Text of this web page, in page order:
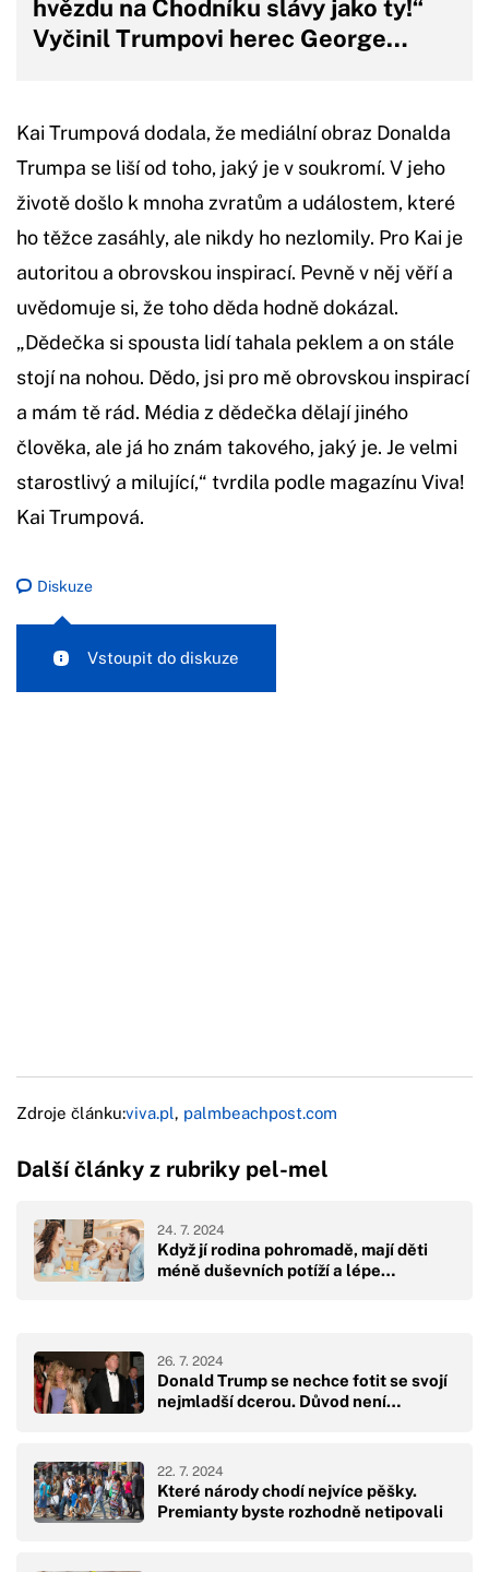
hvězdu na Chodníku slávy jako ty!“
Vyčinil Trumpovi herec George…
Kai Trumpová dodala, že mediální obraz Donalda
Trumpa se liší od toho, jaký je v soukromí. V jeho
životě došlo k mnoha zvratům a událostem, které
ho těžce zasáhly, ale nikdy ho nezlomily. Pro Kai je
autoritou a obrovskou inspirací. Pevně v něj věří a
uvědomuje si, že toho děda hodně dokázal.
„Dědečka si spousta lidí tahala peklem a on stále
stojí na nohou. Dědo, jsi pro mě obrovskou inspirací
a mám tě rád. Média z dědečka dělají jiného
člověka, ale já ho znám takového, jaký je. Je velmi
starostlivý a milující,“ tvrdila podle magazínu Viva!
Kai Trumpová.
Diskuze
Vstoupit do diskuze
Zdroje článku:viva.pl, palmbeachpost.com
Další články z rubriky pel-mel
Když jí rodina pohromadě, mají děti
méně duševních potíží a lépe…
24. 7. 2024
Donald Trump se nechce fotit se svojí
nejmladší dcerou. Důvod není…
26. 7. 2024
Které národy chodí nejvíce pěšky.
Premianty byste rozhodně netipovali
22. 7. 2024